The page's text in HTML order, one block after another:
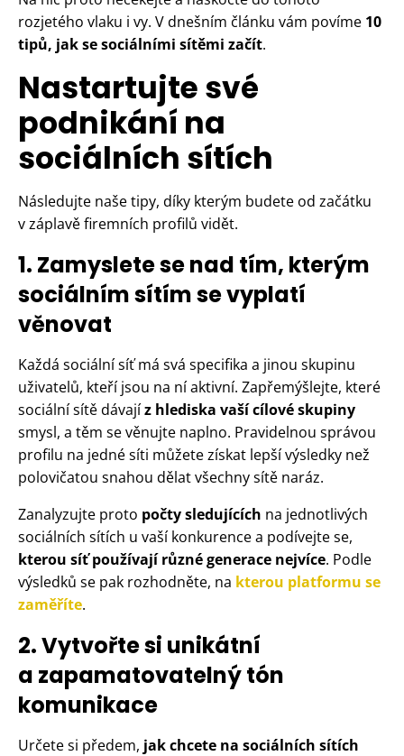
rozjetého vlaku i vy. V dnešním článku vám povíme 10
tipů, jak se sociálními sítěmi začít.
Nastartujte své
podnikání na
sociálních sítích
Následujte naše tipy, díky kterým budete od začátku
v záplavě firemních profilů vidět.
1. Zamyslete se nad tím, kterým
sociálním sítím se vyplatí
věnovat
Každá sociální síť má svá specifika a jinou skupinu
uživatelů, kteří jsou na ní aktivní. Zapřemýšlejte, které
sociální sítě dávajíz hlediska vaší cílové skupiny
smysl, a těm se věnujte naplno. Pravidelnou správou
profilu na jedné síti můžete získat lepší výsledky než
polovičatou snahou dělat všechny sítě naráz.
Zanalyzujte proto počty sledujících na jednotlivých
sociálních sítích u vaší konkurence a podívejte se,
kterou síť používají různé generace nejvíce. Podle
výsledků se pak rozhodněte, na kterou platformu se
zaměříte.
2. Vytvořte si unikátní
a zapamatovatelný tón
komunikace
Určete si předem, jak chcete na sociálních sítích